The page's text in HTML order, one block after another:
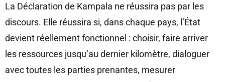
La Déclaration de Kampala ne réussira pas par les
discours. Elle réussira si, dans chaque pays, l’État
devient réellement fonctionnel : choisir, faire arriver
les ressources jusqu’au dernier kilomètre, dialoguer
avec toutes les parties prenantes, mesurer